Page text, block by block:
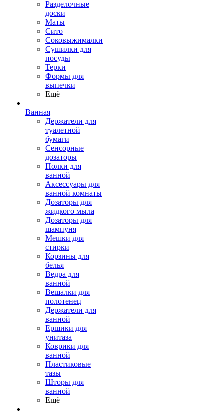
Разделочные
доски
Маты
Сито
Соковыжималки
Сушилки для
посуды
Терки
Формы для
выпечки
Ещё
Ванная
Держатели для
туалетной
бумаги
Сенсорные
дозаторы
Полки для
ванной
Аксессуары для
ванной комнаты
Дозаторы для
жидкого мыла
Дозаторы для
шампуня
Мешки для
стирки
Корзины для
белья
Ведра для
ванной
Вешалки для
полотенец
Держатели для
ванной
Ершики для
унитаза
Коврики для
ванной
Пластиковые
тазы
Шторы для
ванной
Ещё